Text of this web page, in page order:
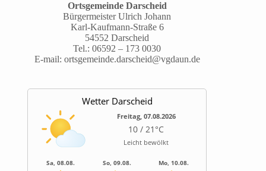
Ortsgemeinde Darscheid
Bürgermeister Ulrich Johann
Karl-Kaufmann-Straße 6
54552 Darscheid
Tel.:06592 – 173 0030
E-mail: ortsgemeinde.darscheid@vgdaun.de
Wetter Darscheid
Freitag, 07.08.2026
10 / 21°C
Leicht bewölkt
Sa, 08.08. So, 09.08. Mo, 10.08.